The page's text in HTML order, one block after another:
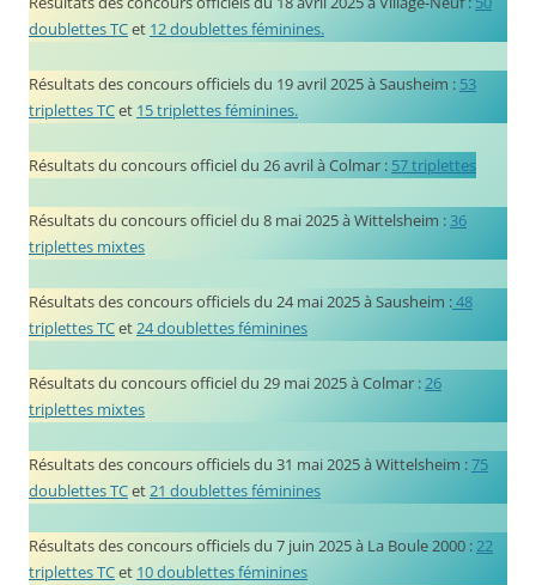
doublettes TCet 12 doublettes féminines.
Résultats des concours officiels du 19 avril 2025 à Sausheim : 53
triplettes TCet 15 triplettes féminines.
Résultats du concours officiel du 26 avril à Colmar : 57 triplettes
Résultats du concours officiel du 8 mai 2025 à Wittelsheim :36
triplettes mixtes
Résultats des concours officiels du 24 mai 2025 à Sausheim :48
triplettes TCet24 doublettes féminines
Résultats du concours officiel du 29 mai 2025 à Colmar :26
triplettes mixtes
Résultats des concours officiels du 31 mai 2025 à Wittelsheim :75
doublettes TCet21 doublettes féminines
Résultats des concours officiels du 7 juin 2025 à La Boule 2000 :22
triplettes TCet 10 doublettes féminines